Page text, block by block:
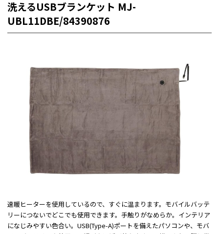
洗えるUSBブランケット MJ-
UBL11DBE/84390876
速暖ヒーターを使用しているので、すぐに温まります。モバイルバッテ
リーにつないでどこでも使用できます。手触りがなめらか。インテリア
になじみやすい色合い。USB(Type-A)ポートを備えたパソコンや、モバ